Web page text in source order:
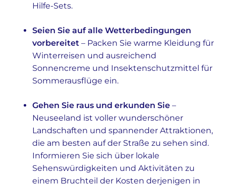
Hilfe-Sets.
Seien Sie auf alle Wetterbedingungen
vorbereitet – Packen Sie warme Kleidung für
Winterreisen und ausreichend
Sonnencreme und Insektenschutzmittel für
Sommerausflüge ein.
Gehen Sie raus und erkunden Sie –
Neuseeland ist voller wunderschöner
Landschaften und spannender Attraktionen,
die am besten auf der Straße zu sehen sind.
Informieren Sie sich über lokale
Sehenswürdigkeiten und Aktivitäten zu
einem Bruchteil der Kosten derjenigen in